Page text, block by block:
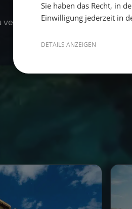
verlängern? Entdecke unsere
Sie haben das Recht, in
Einwilligung jederzeit in
DETAILS ANZEIGEN